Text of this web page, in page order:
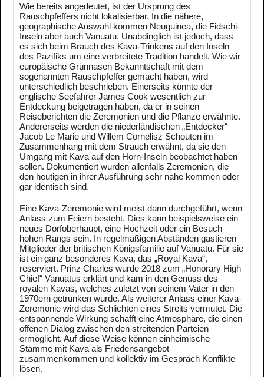
Wie bereits angedeutet, ist der Ursprung des
Rauschpfeffers nicht lokalisierbar. In die nähere,
geographische Auswahl kommen Neuguinea, die Fidschi-
Inseln aber auch Vanuatu. Unabdinglich ist jedoch, dass
es sich beim Brauch des Kava-Trinkens auf den Inseln
des Pazifiks um eine verbreitete Tradition handelt. Wie wir
europäische Grünnasen Bekanntschaft mit dem
sogenannten Rauschpfeffer gemacht haben, wird
unterschiedlich beschrieben. Einerseits könnte der
englische Seefahrer James Cook wesentlich zur
Entdeckung beigetragen haben, da er in seinen
Reiseberichten die Zeremonien und die Pflanze erwähnte.
Andererseits werden die niederländischen „Entdecker“
Jacob Le Marie und Willem Cornelisz Schouten im
Zusammenhang mit dem Strauch erwähnt, da sie den
Umgang mit Kava auf den Horn-Inseln beobachtet haben
sollen. Dokumentiert wurden allenfalls Zeremonien, die
den heutigen in ihrer Ausführung sehr nahe kommen oder
gar identisch sind.
Eine Kava-Zeremonie wird meist dann durchgeführt, wenn
Anlass zum Feiern besteht. Dies kann beispielsweise ein
neues Dorfoberhaupt, eine Hochzeit oder ein Besuch
hohen Rangs sein. In regelmäßigen Abständen gastieren
Mitglieder der britischen Königsfamilie auf Vanuatu. Für sie
ist ein ganz besonderes Kava, das „Royal Kava“,
reserviert. Prinz Charles wurde 2018 zum „Honorary High
Chief“ Vanuatus erklärt und kam in den Genuss des
royalen Kavas, welches zuletzt von seinem Vater in den
1970ern getrunken wurde. Als weiterer Anlass einer Kava-
Zeremonie wird das Schlichten eines Streits vermutet. Die
entspannende Wirkung schafft eine Atmosphäre, die einen
offenen Dialog zwischen den streitenden Parteien
ermöglicht. Auf diese Weise können einheimische
Stämme mit Kava als Friedensangebot
zusammenkommen und kollektiv im Gespräch Konflikte
lösen.